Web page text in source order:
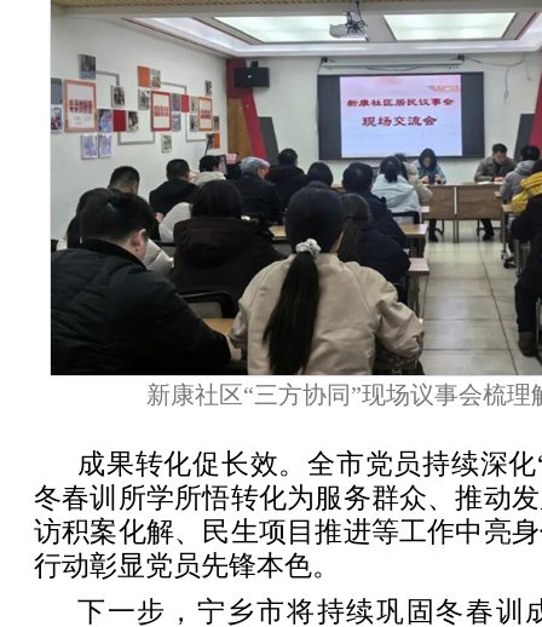
新康社区“三方协同”现场议事会梳理
成果转化促长效。全市党员持续深
冬春训所学所悟转化为服务群众、推动
访积案化解、民生项目推进等工作中亮
行动彰显党员先锋本色。
下一步，宁乡市将持续巩固冬春训